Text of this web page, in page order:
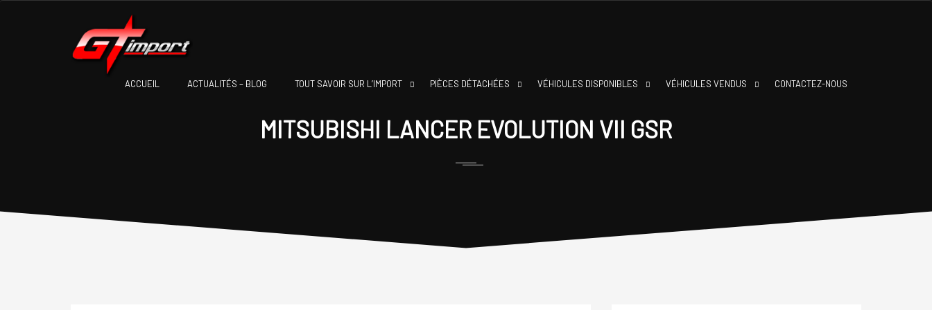
ACCUEIL ACTUALITÉS – BLOG TOUT SAVOIR SUR L’IMPORT PIÈCES DÉTACHÉES VÉHICULES DISPONIBLES VÉHICULES VENDUS CONTACTEZ-NOUS
MITSUBISHI LANCER EVOLUTION VII GSR